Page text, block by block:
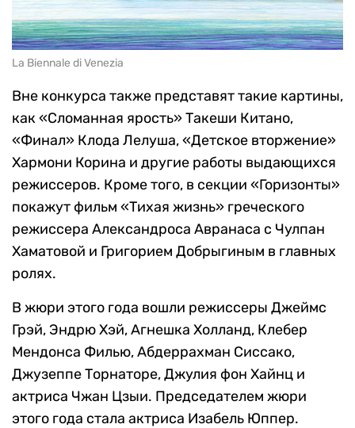
La Biennale di Venezia
Вне конкурса также представят такие картины,
как «Сломанная ярость» Такеши Китано,
«Финал» Клода Лелуша, «Детское вторжение»
Хармони Корина и другие работы выдающихся
режиссеров. Кроме того, в секции «Горизонты»
покажут фильм «Тихая жизнь» греческого
режиссера Александроса Авранаса с Чулпан
Хаматовой и Григорием Добрыгиным в главных
ролях.
В жюри этого года вошли режиссеры Джеймс
Грэй, Эндрю Хэй, Агнешка Холланд, Клебер
Мендонса Филью, Абдеррахман Сиссако,
Джузеппе Торнаторе, Джулия фон Хайнц и
актриса Чжан Цзыи. Председателем жюри
этого года стала актриса Изабель Юппер.